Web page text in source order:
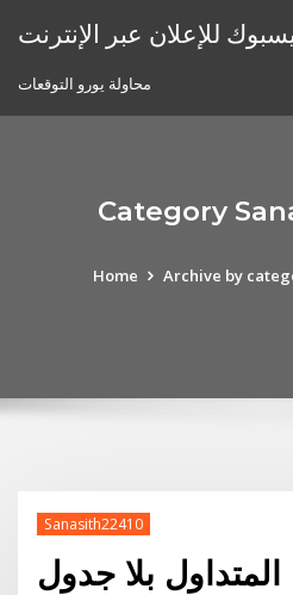
للإعلان عبر الإنترنت
محاولة يورو التوقعات
Category
Home Archive by
Sanasith22410
المتداول بلا جدول